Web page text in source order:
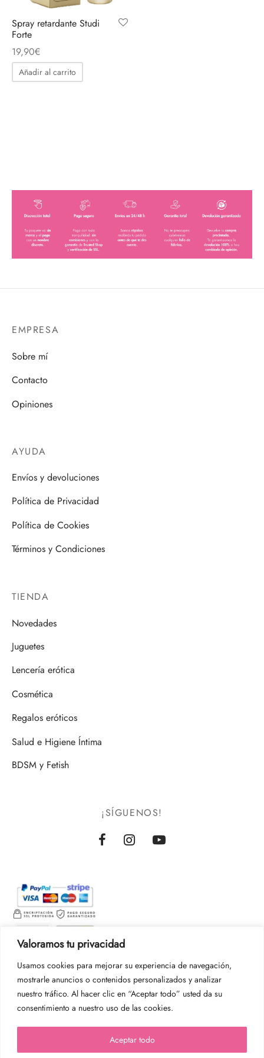
Valoramos tu privacidad
Usamos cookies para mejorar su experiencia de navegación,
mostrarle anuncios o contenidos personalizados y analizar
nuestro tráfico. Al hacer clic en “Aceptar todo” usted da su
consentimiento a nuestro uso de las cookies.
Aceptar todo
Spray retardante Studi
Forte
19,90€
Añadir al carrito
EMPRESA
Sobre mí
Contacto
Opiniones
AYUDA
Envíos y devoluciones
Política de Privacidad
Política de Cookies
Términos y Condiciones
TIENDA
Novedades
Juguetes
Lencería erótica
Cosmética
Regalos eróticos
Salud e Higiene Íntima
BDSM y Fetish
¡SÍGUENOS!